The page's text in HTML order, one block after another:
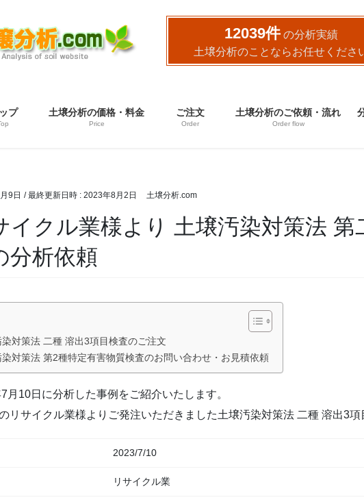
12039件の分析実績
土壌分析のことならお任せくださ
プ 土壌分析の価格・料金
Price
ご注文
Order
土壌分析のご依頼・流れ
Order flow
9日 / 最終更新日時 : 2023年8月2日 土壌分析.com
イクル業様より 土壌汚染対策法
分析依頼
染対策法 二種 溶出3項目検査のご注文
染対策法 第2種特定有害物質検査のお問い合わせ・お見積依頼
月10日に分析した事例をご紹介いたします。
リサイクル業様よりご発注いただきました土壌汚染対策法 二種 溶出3項
2023/7/10
リサイクル業